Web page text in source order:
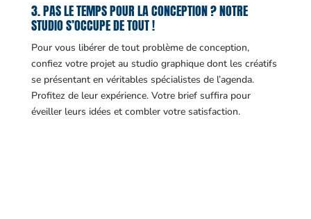
3. PAS LE TEMPS POUR LA CONCEPTION ? NOTRE
STUDIO S’OCCUPE DE TOUT !
Pour vous libérer de tout problème de conception,
confiez votre projet au studio graphique dont les créatifs
se présentant en véritables spécialistes de l’agenda.
Profitez de leur expérience. Votre brief suffira pour
éveiller leurs idées et combler votre satisfaction.